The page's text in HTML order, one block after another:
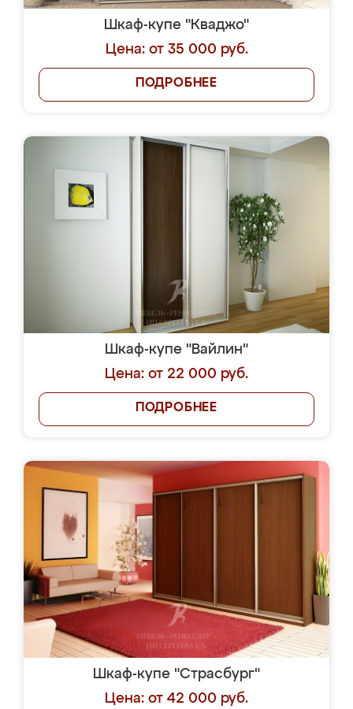
Шкаф-купе "Кваджо"
Цена: от 35 000 руб.
ПОДРОБНЕЕ
Шкаф-купе "Вайлин"
Цена: от 22 000 руб.
ПОДРОБНЕЕ
Шкаф-купе "Страсбург"
Цена: от 42 000 руб.